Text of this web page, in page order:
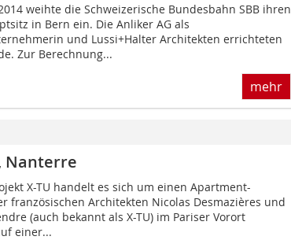
weihte die Schweizerische Bundesbahn SBB ihren
in Bern ein. Die Anliker AG als
und Lussi+Halter Architekten errichteten
Zur Berechnung...
mehr
Nanterre
X-TU handelt es sich um einen Apartment-
französischen Architekten Nicolas Desmazières und
(auch bekannt als X-TU) im Pariser Vorort
einer...